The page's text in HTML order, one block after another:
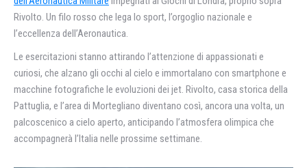
Rivolto. Un filo rosso che lega lo sport, l’orgoglio nazionale e
l’eccellenza dell’Aeronautica.
Le esercitazioni stanno attirando l’attenzione di appassionati e
curiosi, che alzano gli occhi al cielo e immortalano con smartphone e
macchine fotografiche le evoluzioni dei jet. Rivolto, casa storica della
Pattuglia, e l’area di Mortegliano diventano così, ancora una volta, un
palcoscenico a cielo aperto, anticipando l’atmosfera olimpica che
accompagnerà l’Italia nelle prossime settimane.